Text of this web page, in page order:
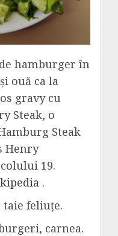
hamburger în
ouă ca la
gravy cu
Steak, o
Steak
Henry
19.
.
taie feliuțe.
carnea.